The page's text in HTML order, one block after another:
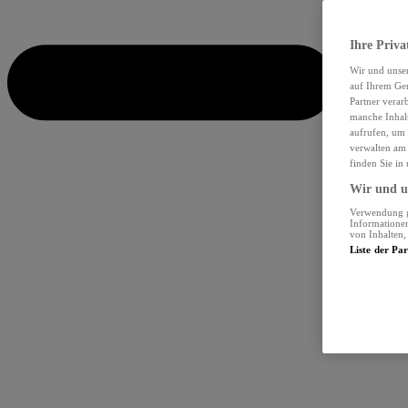
Ihre
Wir und
auf Ihrem
Partner
manche
aufrufen, um
verwalten
finden Sie in
Wir und
Verwendung
von Inhalten,
Liste der